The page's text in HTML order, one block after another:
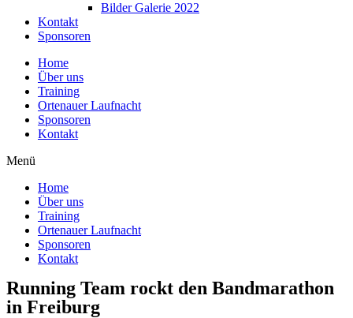
Bilder Galerie 2022
Kontakt
Sponsoren
Home
Über uns
Training
Ortenauer Laufnacht
Sponsoren
Kontakt
Menü
Home
Über uns
Training
Ortenauer Laufnacht
Sponsoren
Kontakt
Running Team rockt den Bandmarathon
in Freiburg